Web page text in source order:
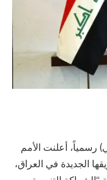
رسمياً، أعلنت الأمم
الجديدة في العراق،